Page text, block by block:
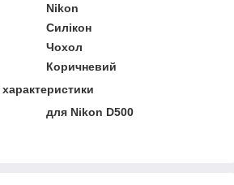
Nikon
Силікон
Чохол
Коричневий
для Nikon D500